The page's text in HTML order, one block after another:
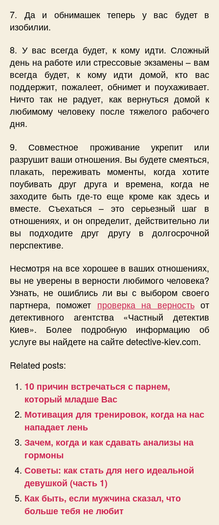
7. Да и обнимашек теперь у вас будет в
изобилии.
8. У вас всегда будет, к кому идти. Сложный
день на работе или стрессовые экзамены – вам
всегда будет, к кому идти домой, кто вас
поддержит, пожалеет, обнимет и поухаживает.
Ничто так не радует, как вернуться домой к
любимому человеку после тяжелого рабочего
дня.
9. Совместное проживание укрепит или
разрушит ваши отношения. Вы будете смеяться,
плакать, переживать моменты, когда хотите
поубивать друг друга и времена, когда не
заходите быть где-то еще кроме как здесь и
вместе. Съехаться – это серьезный шаг в
отношениях, и он определит, действительно ли
вы подходите друг другу в долгосрочной
перспективе.
Несмотря на все хорошее в ваших отношениях,
вы не уверены в верности любимого человека?
Узнать, не ошиблись ли вы с выбором своего
партнера, поможет проверка на верностьот
детективного агентства «Частный детектив
Киев». Более подробную информацию об
услуге вы найдете на сайте detective-kiev.com.
Related posts:
10 причин встречаться с парнем,
который младше Вас
Мотивация для тренировок, когда на нас
нападает лень
Зачем, когда и как сдавать анализы на
гормоны
Советы: как стать для него идеальной
девушкой (часть 1)
Как быть, если мужчина сказал, что
больше тебя не любит